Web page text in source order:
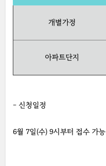
개별가정
아파트단지
- 신청일정
6월 7일(수) 9시부터 접수 가능